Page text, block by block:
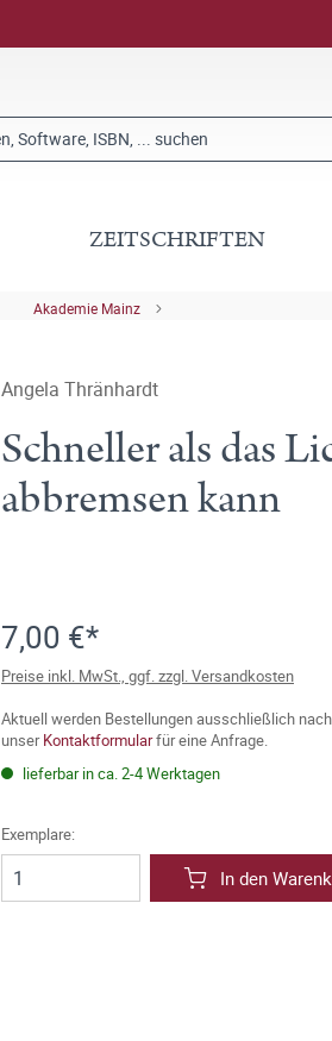
ZEITSCHRIFTEN
Akademie Mainz
Angela Thränhardt
Schneller als das
abbremsen kann
7,00 €*
Preise inkl. MwSt., ggf. zzgl. Versandkosten
Aktuell werden Bestellungen ausschließlich
unserKontaktformularfür eine Anfrage.
lieferbar in ca. 2-4 Werktagen
Exemplare:
In den